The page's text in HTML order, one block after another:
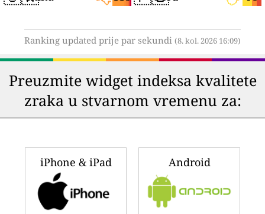
Ranking updated prije par sekundi (8. kol. 2026 16:09)
Preuzmite widget indeksa kvalitete
zraka u stvarnom vremenu za:
iPhone & iPad Android